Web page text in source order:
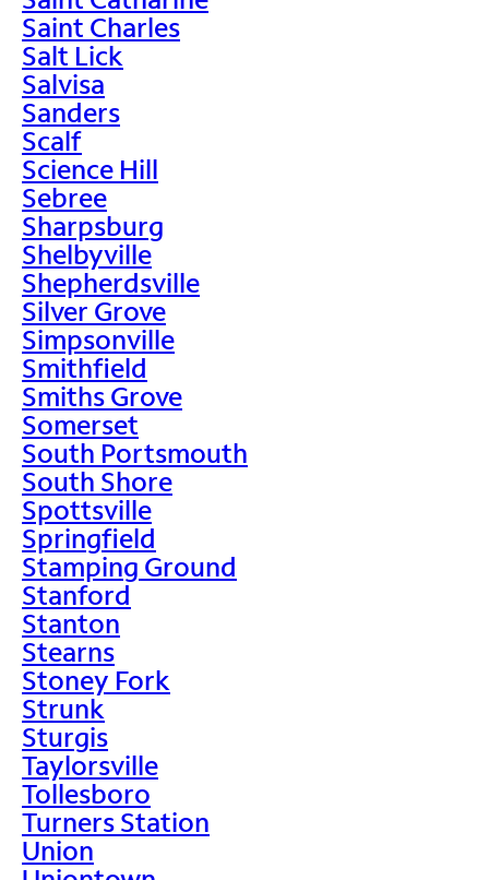
Saint Charles
Salt Lick
Salvisa
Sanders
Scalf
Science Hill
Sebree
Sharpsburg
Shelbyville
Shepherdsville
Silver Grove
Simpsonville
Smithfield
Smiths Grove
Somerset
South Portsmouth
South Shore
Spottsville
Springfield
Stamping Ground
Stanford
Stanton
Stearns
Stoney Fork
Strunk
Sturgis
Taylorsville
Tollesboro
Turners Station
Union